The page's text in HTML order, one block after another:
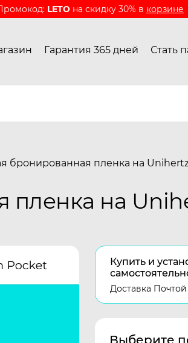
LETO на скидку 30% в корзине
Гарантия 365 дней Стать
бронированная пленка на
на
Купить и
Доставка
Выберите